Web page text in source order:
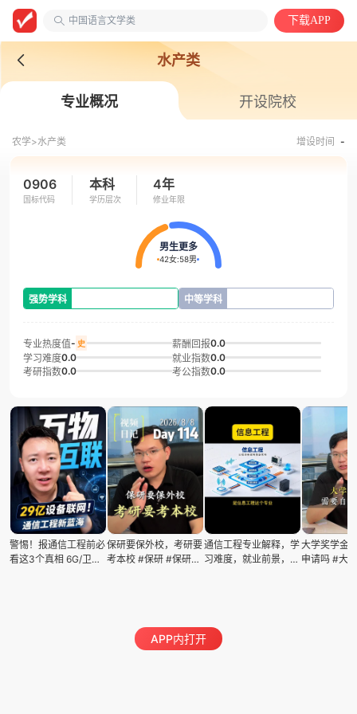
中国语言文学类
下载APP
水产类
专业概况 开设院校
农学>水产类 增设时间 -
0906
国标代码
本科
学历层次
4年
修业年限
男生更多
42女:58男
强势学科 中等学科
专业热度值- 史 薪酬回报0.0
学习难度0.0 就业指数0.0
考研指数0.0 考公指数0.0
警惕！报通信工程前必
看这3个真相 6G/卫星/
保研要保外校，考研要
考本校 #保研 #保研考
通信工程专业解释，学
习难度，就业前景，推
大学奖学金
申请吗 #大
APP内打开